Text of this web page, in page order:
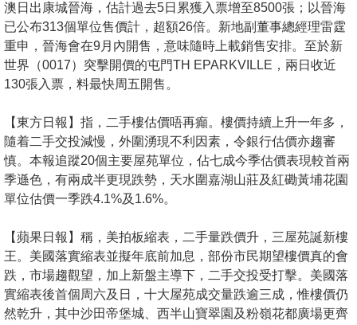
關
於
我
們
澳日出康城晉海，估計過去5日累獲入票增至8500張；以晉海
已公布313個單位售價計，超額26倍。新地副董事總經理雷霆
重申，晉海會在9月內開售，意味隨時上載銷售安排。至於新
世界（0017）突擊開價的屯門TH EPARKVILLE，兩日收近
130張入票，料最快周五開售。
【東方日報】指，二手樓估價唔再癲。樓價持續上升一年多，
隨着二手交投減慢，外圍湧現不利因素，令銀行估價亦趨審
慎。本報追蹤20個主要屋苑單位，佔七成今季估價表現較首兩
季遜色，有兩成半更現跌勢，天水圍嘉湖山莊及紅磡黃埔花園
單位估價一季跌4.1%及1.6%。
【蘋果日報】稱，美拍板縮表，二手量跌價升，三屋苑誕新樓
王。美國落實縮表並擬年底前加息，部份市民期望樓價真的會
跌，市場趨觀望，加上新盤主導下，二手交投受打擊。美國落
實縮表後首個周六及日，十大屋苑成交量跌逾三成，惟樓價仍
然乾升，其中沙田帝堡城、西半山寶翠園及粉嶺花都廣場更齊